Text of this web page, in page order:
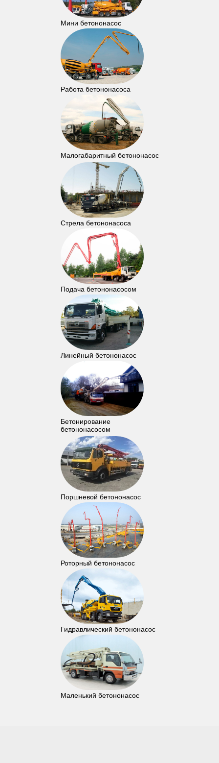
Мини бетононасос
Работа бетононасоса
Малогабаритный бетононасос
Стрела бетононасоса
Подача бетононасосом
Линейный бетононасос
Бетонирование
бетононасосом
Поршневой бетононасос
Роторный бетононасос
Гидравлический бетононасос
Маленький бетононасос